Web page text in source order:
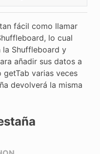
fácil como llamar
lo cual
la Shuffleboard y
añadir sus datos a
getTab varias veces
devolverá la misma